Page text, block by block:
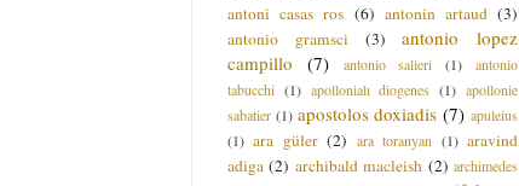
antoni casas ros (6) antonin artaud (3)
antonio gramsci
(3)
antonio lopez
campillo
(7) antonio salieri (1)
antonio
tabucchi (1) apollonialı diogenes (1) apollonie
sabatier (1) apostolos doxiadis (7) apuleius
(1) ara güler (2) ara toranyan (1) aravind
adiga (2) archibald macleish (2) archimedes